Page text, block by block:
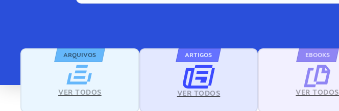
ARQUIVOS
VER TODOS
ARTIGOS
VER TODOS
EBOOKS
VER TODOS